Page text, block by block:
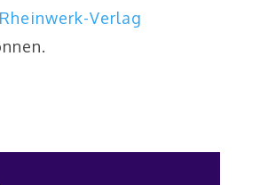
Rheinwerk-Verlag